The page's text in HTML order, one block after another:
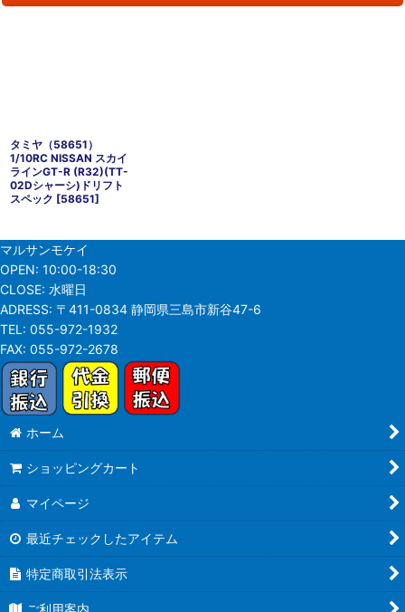
タミヤ（58651）
1/10RC NISSAN スカイ
ラインGT-R (R32)(TT-
02Dシャーシ)ドリフト
スペック [58651]
マルサンモケイ
OPEN: 10:00-18:30
CLOSE: 水曜日
ADRESS: 〒411-0834 静岡県三島市新谷47-6
TEL: 055-972-1932
FAX: 055-972-2678
ホーム
ショッピングカート
マイページ
最近チェックしたアイテム
特定商取引法表示
ご利用案内